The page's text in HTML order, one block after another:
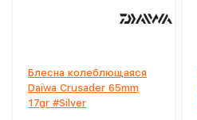
Блесна колеблющаяся
Daiwa Crusader 65mm
17gr #Silver